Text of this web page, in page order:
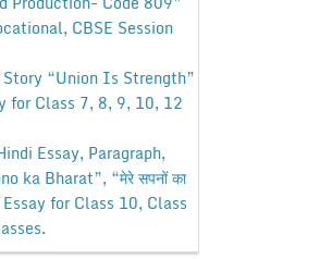
CBSE Session
“Union Is Strength”
for Class 7, 8, 9, 10, 12
Essay, Paragraph,
ka Bharat”, “मेरे सपनों का
for Class 10, Class